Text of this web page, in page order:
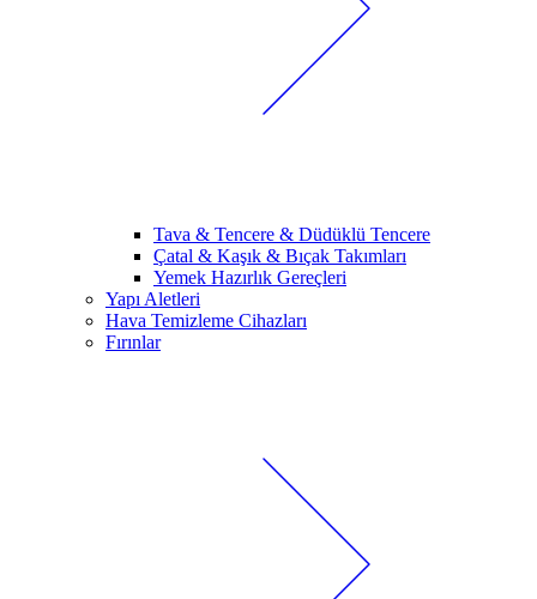
Tava & Tencere & Düdüklü Tencere
Çatal & Kaşık & Bıçak Takımları
Yemek Hazırlık Gereçleri
Yapı Aletleri
Hava Temizleme Cihazları
Fırınlar